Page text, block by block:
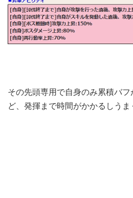
その先頭専用で自身のみ累積バ
ど、発揮まで時間がかかるしうま